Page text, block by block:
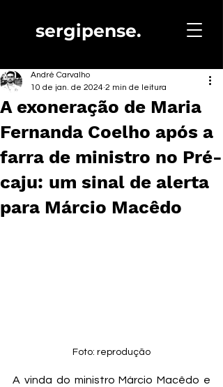
sergipense.
A exoneração de Maria
Fernanda Coelho após a
farra de ministro no Pré-
caju: um sinal de alerta
para Márcio Macêdo
André Carvalho
10 de jan. de 2024 2 min de leitura
Foto: reprodução
A vinda do ministro Márcio Macêdo e